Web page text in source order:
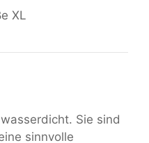
XL
Sie sind
sinnvolle